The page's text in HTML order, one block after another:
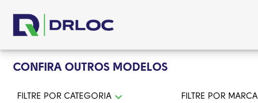
CONFIRA OUTROS MODELOS
FILTRE POR CATEGORIA FILTRE POR MARCA